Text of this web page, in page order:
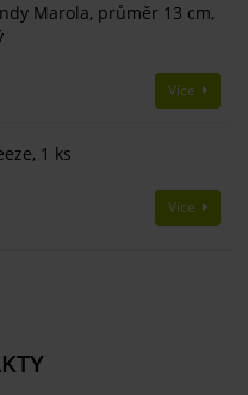
Marola, průměr 13 cm,
Více
1 ks
Více